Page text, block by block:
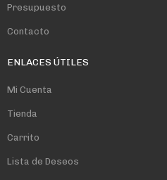
Presupuesto
Contacto
ENLACES ÚTILES
Mi Cuenta
Tienda
Carrito
Lista de Deseos